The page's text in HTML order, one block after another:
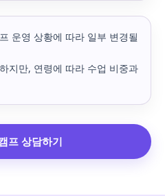
운영 상황에 따라 일부 변경될
지만, 연령에 따라 수업 비중과
프 상담하기